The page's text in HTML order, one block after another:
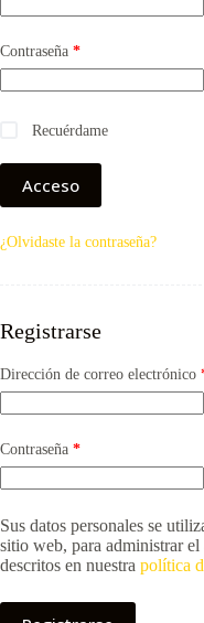
Contraseña *Obligatorio
Recuérdame
Acceso
¿Olvidaste la contraseña?
Registrarse
Dirección de correo electrónico
Contraseña *Obligatorio
Sus datos personales se
sitio web, para administrar el
descritos en nuestra política